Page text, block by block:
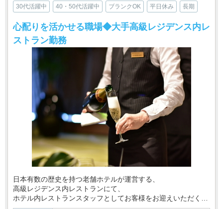
30代活躍中 40・50代活躍中 ブランクOK 平日休み 長期
心配りを活かせる職場◆大手高級レジデンス内レ
ストラン勤務
日本有数の歴史を持つ老舗ホテルが運営する、
高級レジデンス内レストランにて、
ホテル内レストランスタッフとしてお客様をお迎えいただくお